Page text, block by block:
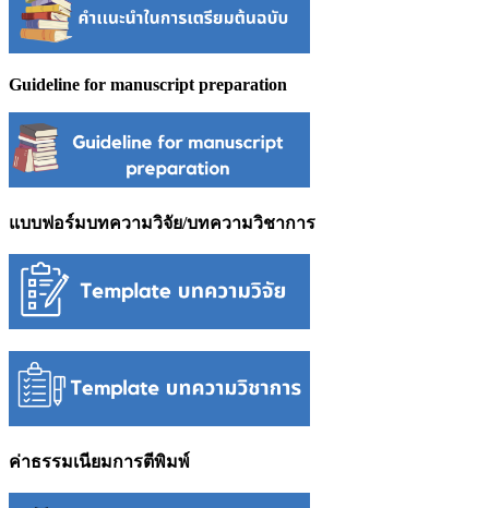
Guideline for manuscript preparation
แบบฟอร์มบทความวิจัย/บทความวิชาการ
ค่าธรรมเนียมการตีพิมพ์